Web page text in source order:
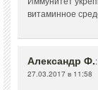
витаминное
Александр Ф.:
27.03.2017 в 11:58